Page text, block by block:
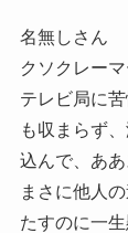
名無しさん
クソクレー
テレビ局に
も収まらず
込んで、ああ
まさに他人
たすのに一